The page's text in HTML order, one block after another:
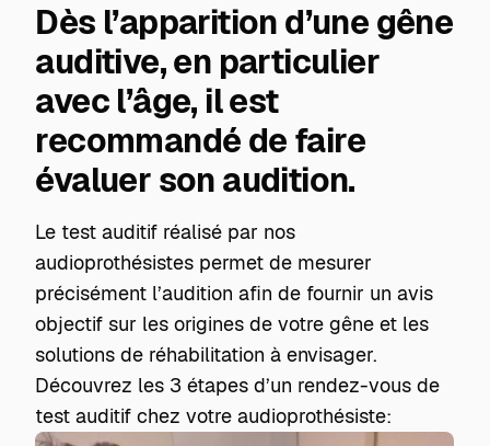
Dès l’apparition d’une gêne
auditive, en particulier
avec l’âge, il est
recommandé de faire
évaluer son audition.
Le test auditif réalisé par nos
audioprothésistes permet de mesurer
précisément l’audition afin de fournir un avis
objectif sur les origines de votre gêne et les
solutions de réhabilitation à envisager.
Découvrez les 3 étapes d’un rendez-vous de
test auditif chez votre audioprothésiste: